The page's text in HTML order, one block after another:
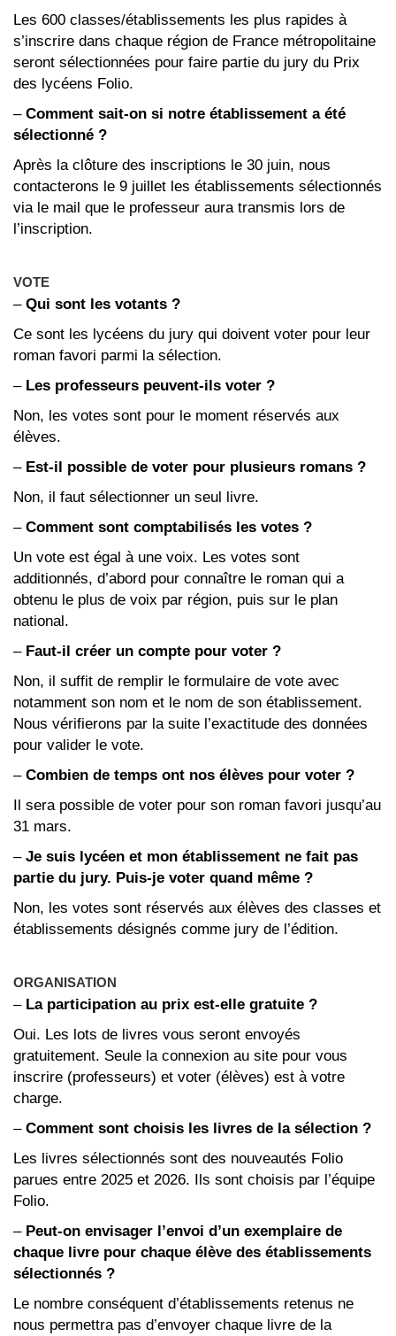
Les 600 classes/établissements les plus rapides à
s’inscrire dans chaque région de France métropolitaine
seront sélectionnées pour faire partie du jury du Prix
des lycéens Folio.
–Comment sait-on si notre établissement a été
sélectionné ?
Après la clôture des inscriptions le 30 juin, nous
contacterons le 9 juillet les établissements sélectionnés
via le mail que le professeur aura transmis lors de
l’inscription.
VOTE
– Qui sont les votants ?
Ce sont les lycéens du jury qui doivent voter pour leur
roman favori parmi la sélection.
– Les professeurs peuvent-ils voter ?
Non, les votes sont pour le moment réservés aux
élèves.
– Est-il possible de voter pour plusieurs romans ?
Non, il faut sélectionner un seul livre.
– Comment sont comptabilisés les votes ?
Un vote est égal à une voix. Les votes sont
additionnés, d’abord pour connaître le roman qui a
obtenu le plus de voix par région, puis sur le plan
national.
– Faut-il créer un compte pour voter ?
Non, il suffit de remplir le formulaire de vote avec
notamment son nom et le nom de son établissement.
Nous vérifierons par la suite l’exactitude des données
pour valider le vote.
– Combien de temps ont nos élèves pour voter ?
Il sera possible de voter pour son roman favori jusqu’au
31 mars.
–Je suis lycéen et mon établissement ne fait pas
partie du jury. Puis-je voter quand même ?
Non, les votes sont réservés aux élèves des classes et
établissements désignés comme jury de l’édition.
ORGANISATION
– La participation au prix est-elle gratuite ?
Oui. Les lots de livres vous seront envoyés
gratuitement. Seule la connexion au site pour vous
inscrire (professeurs) et voter (élèves) est à votre
charge.
–Comment sont choisis les livres de la sélection ?
Les livres sélectionnés sont des nouveautés Folio
parues entre 2025 et 2026. Ils sont choisis par l’équipe
Folio.
– Peut-on envisager l’envoi d’un exemplaire de
chaque livre pour chaque élève des établissements
sélectionnés ?
Le nombre conséquent d’établissements retenus ne
nous permettra pas d’envoyer chaque livre de la